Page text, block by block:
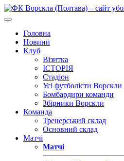
Головна
Новини
Клуб
Візитка
ІСТОРІЯ
Стадіон
Усі футболісти Ворскли
Бомбардири команди
Збірники Ворскли
Команда
Тренерський склад
Основний склад
Матчі
Матчі